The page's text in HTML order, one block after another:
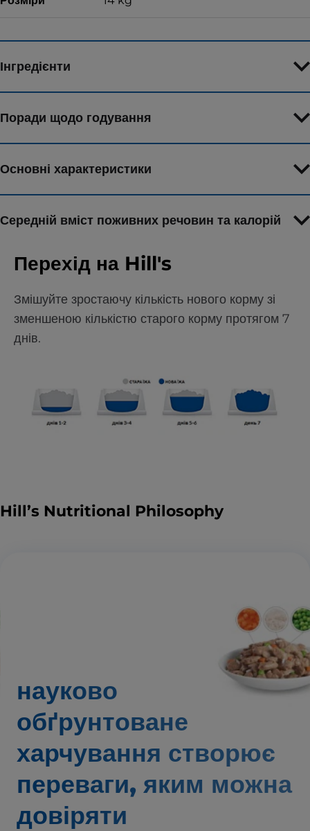
Інгредієнти
Поради щодо годування
Основні характеристики
Середній вміст поживних речовин та калорій
Перехід на Hill's
Змішуйте зростаючу кількість нового корму зі
зменшеною кількістю старого корму протягом 7
днів.
Hill’s Nutritional Philosophy
науково
обґрунтоване
харчування створює
переваги, яким можна
довіряти